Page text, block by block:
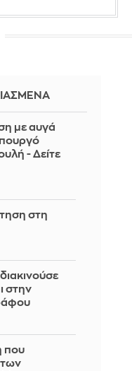
με αυγά
- Δείτε
στη
στην
που
των